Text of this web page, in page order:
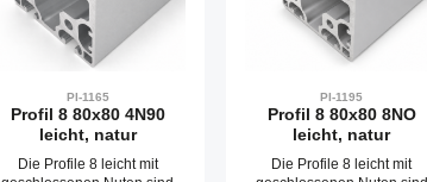
PI-1165
Profil 8 80x80 4N90
leicht, natur
Die Profile 8 leicht mit
PI-1195
Profil 8 80x80 8NO
leicht, natur
Die Profile 8 leicht mit